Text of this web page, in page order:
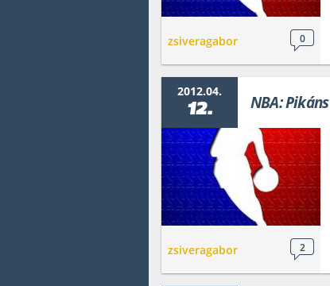
zsiveragabor 0
2012.04.
12. NBA:
zsiveragabor 2